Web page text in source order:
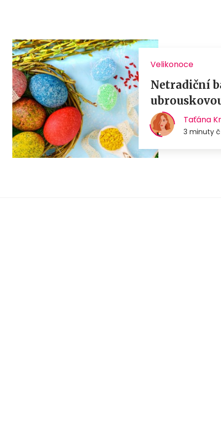
Velikonoce
Netradiční
Taťána
3 minuty